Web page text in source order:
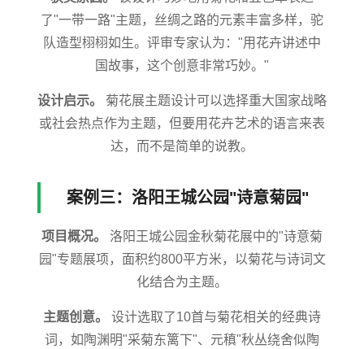
了"一带一路"主题，丝绸之路的元素丰富多样，驼
队造型栩栩如生。评审专家认为："用花卉讲述中
国故事，这个创意非常巧妙。"
设计启示。
菊花展主题设计可以选择重大国家战略
或社会热点作为主题，但要用花卉艺术的语言来表
达，而不是简单的说教。
案例三：洛阳王城公园"诗意菊园"
项目概况。
洛阳王城公园金秋菊花展中的"诗意菊
园"专题展项，面积约800平方米，以菊花与诗词文
化结合为主题。
主题创意。
设计选取了10首与菊花相关的经典诗
词，如陶渊明"采菊东篱下"、元稹"秋丛绕舍似陶